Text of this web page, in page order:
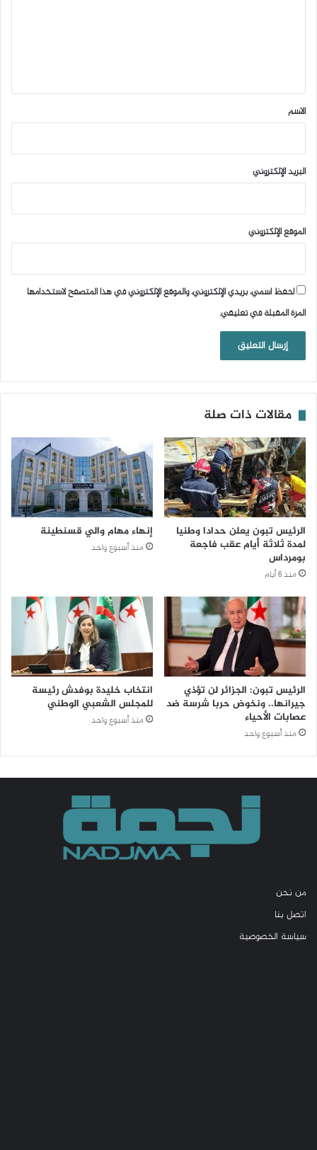
*
الاسم
البريد الإلكتروني
الموقع الإلكتروني
احفظ اسمي، بريدي الإلكتروني، والموقع الإلكتروني في هذا المتصفح لاستخدامها
المرة المقبلة في تعليقي.
مقالات ذات صلة
الرئيس تبون يعلن حدادا وطنيا
لمدة ثلاثة أيام عقب فاجعة
بومرداس
منذ 6 أيام
إنهاء مهام والي قسنطينة
منذ أسبوع واحد
الرئيس تبون: الجزائر لن تؤذي
جيرانها.. ونخوض حربا شرسة ضد
عصابات الأحياء
منذ أسبوع واحد
انتخاب خليدة بوفدش رئيسة
للمجلس الشعبي الوطني
منذ أسبوع واحد
من نحن
اتصل بنا
سياسة الخصوصية